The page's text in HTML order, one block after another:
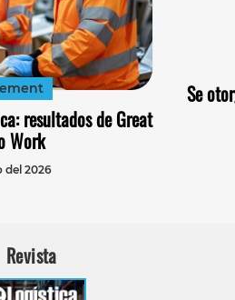
resultados de Great
Work
del 2026
Se
Revista